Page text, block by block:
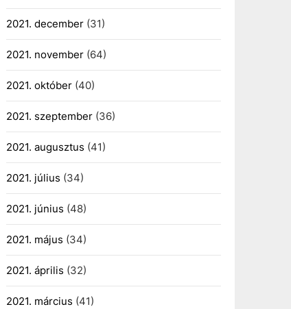
2021. december(31)
2021. november(64)
2021. október(40)
2021. szeptember(36)
2021. augusztus (41)
2021. július (34)
2021. június (48)
2021. május (34)
2021. április (32)
2021. március (41)